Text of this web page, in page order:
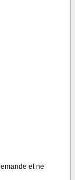
et ne